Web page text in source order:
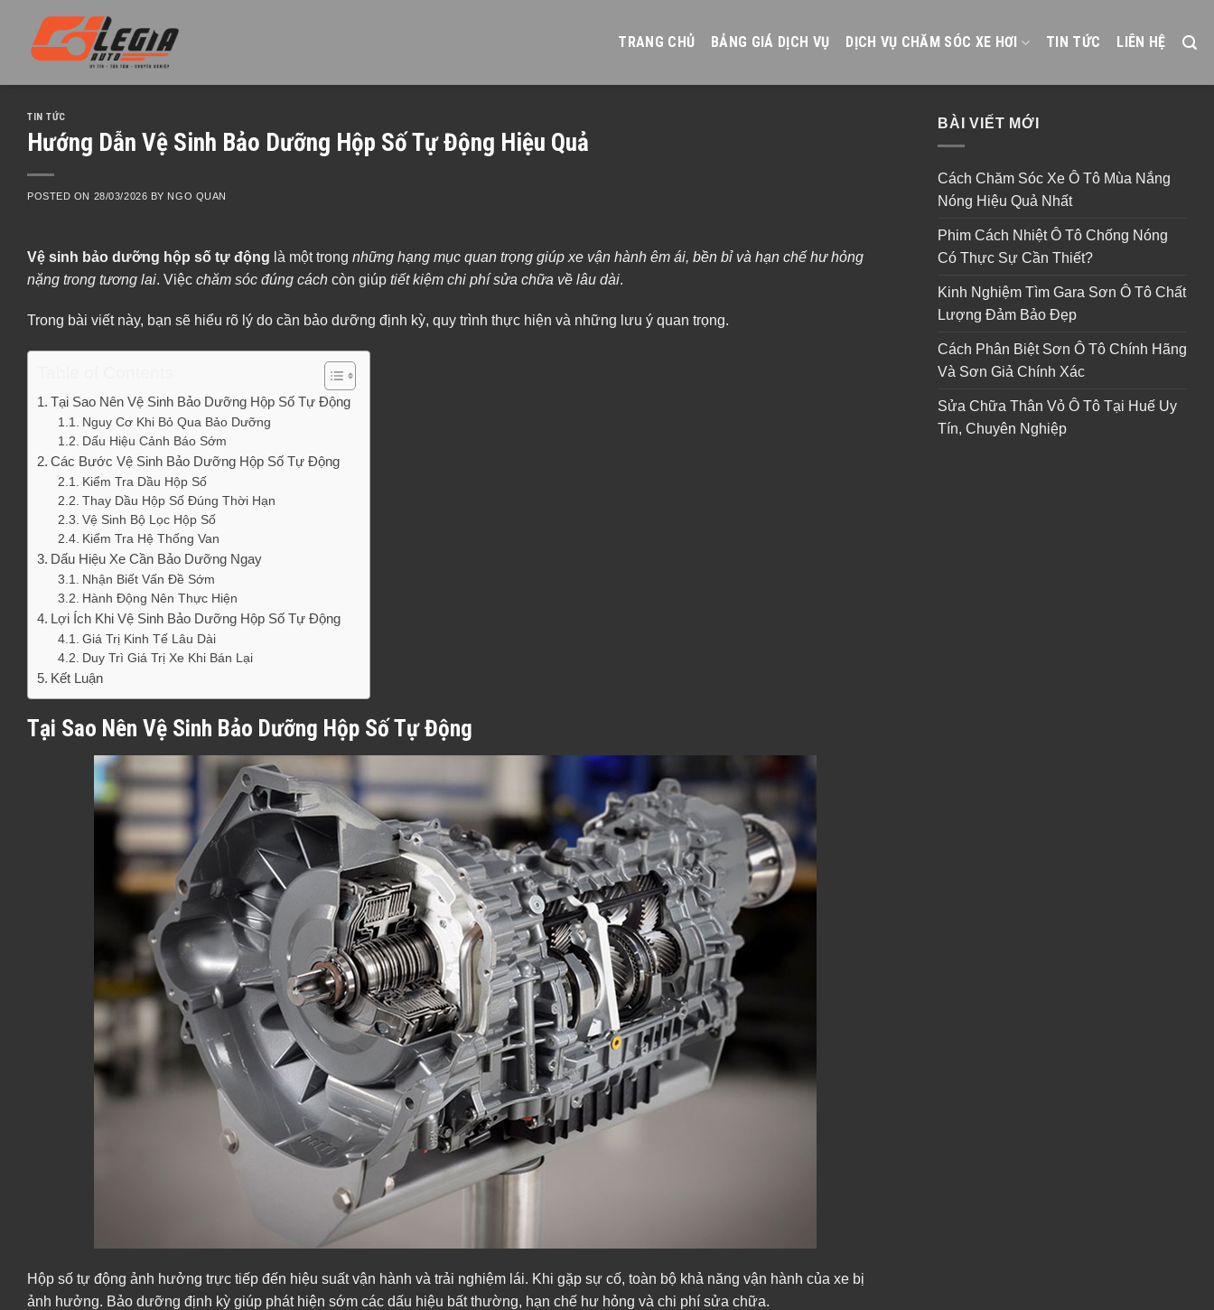
content
TRANG CHỦ BẢNG GIÁ DỊCH VỤ DỊCH VỤ CHĂM SÓC XE HƠI TIN TỨC LIÊN HỆ
TIN TỨC
Hướng Dẫn Vệ Sinh Bảo Dưỡng Hộp Số Tự Động Hiệu Quả
POSTED ON 28/03/2026 BY NGO QUAN
Vệ sinh bảo dưỡng hộp số tự động là một trong những hạng mục quan trọng giúp xe vận hành êm ái, bền bỉ và hạn chế hư hỏng
nặng trong tương lai. Việc chăm sóc đúng cách còn giúp tiết kiệm chi phí sửa chữa về lâu dài.
Trong bài viết này, bạn sẽ hiểu rõ lý do cần bảo dưỡng định kỳ, quy trình thực hiện và những lưu ý quan trọng.
Tại Sao Nên Vệ Sinh Bảo Dưỡng Hộp Số Tự Động
Nguy Cơ Khi Bỏ Qua Bảo Dưỡng
Dấu Hiệu Cảnh Báo Sớm
Các Bước Vệ Sinh Bảo Dưỡng Hộp Số Tự Động
Kiểm Tra Dầu Hộp Số
Thay Dầu Hộp Số Đúng Thời Hạn
Vệ Sinh Bộ Lọc Hộp Số
Kiểm Tra Hệ Thống Van
Dấu Hiệu Xe Cần Bảo Dưỡng Ngay
Nhận Biết Vấn Đề Sớm
Hành Động Nên Thực Hiện
Lợi Ích Khi Vệ Sinh Bảo Dưỡng Hộp Số Tự Động
Giá Trị Kinh Tế Lâu Dài
Duy Trì Giá Trị Xe Khi Bán Lại
Kết Luận
Tại Sao Nên Vệ Sinh Bảo Dưỡng Hộp Số Tự Động
Hộp số tự động ảnh hưởng trực tiếp đến hiệu suất vận hành và trải nghiệm lái. Khi gặp sự cố, toàn bộ khả năng vận hành của xe bị
ảnh hưởng. Bảo dưỡng định kỳ giúp phát hiện sớm các dấu hiệu bất thường, hạn chế hư hỏng và chi phí sửa chữa.
BÀI VIẾT MỚI
Cách Chăm Sóc Xe Ô Tô Mùa Nắng
Nóng Hiệu Quả Nhất
Phim Cách Nhiệt Ô Tô Chống Nóng
Có Thực Sự Cần Thiết?
Kinh Nghiệm Tìm Gara Sơn Ô Tô Chất
Lượng Đảm Bảo Đẹp
Cách Phân Biệt Sơn Ô Tô Chính Hãng
Và Sơn Giả Chính Xác
Sửa Chữa Thân Vỏ Ô Tô Tại Huế Uy
Tín, Chuyên Nghiệp